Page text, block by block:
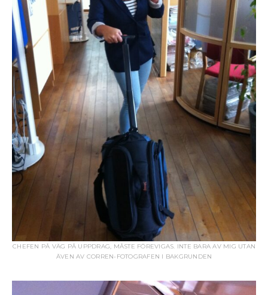
CHEFEN PÅ VÄG PÅ UPPDRAG, MÅSTE FÖREVIGAS. INTE BARA AV MIG UTAN
ÄVEN AV CORREN-FOTOGRAFEN I BAKGRUNDEN